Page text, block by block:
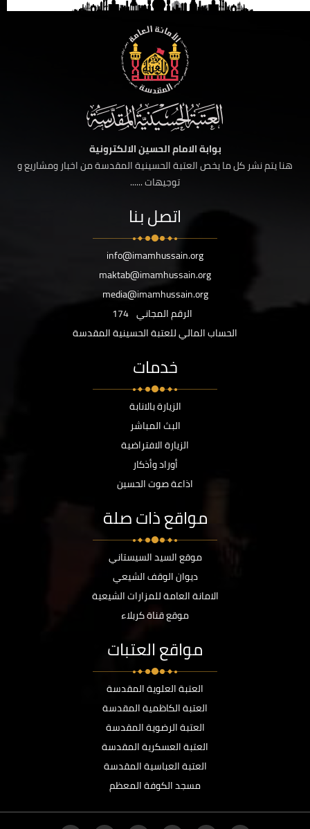
بوابة الامام الحسين الالكترونية
هنا يتم نشر كل ما يخص العتبة الحسينية المقدسة من اخبار ومشاريع و
توجيهات ......
اتصل بنا
info@imamhussain.org
maktab@imamhussain.org
media@imamhussain.org
الرقم المجاني 174
الحساب المالي للعتبة الحسينية المقدسة
خدمات
الزيارة بالانابة
البث المباشر
الزيارة الافتراضية
أوراد وأذكار
اذاعة صوت الحسين
مواقع ذات صلة
موقع السيد السيستاني
ديوان الوقف الشيعي
الامانة العامة للمزارات الشيعية
موقع قناة كربلاء
مواقع العتبات
العتبة العلوية المقدسة
العتبة الكاظمية المقدسة
العتبة الرضوية المقدسة
العتبة العسكرية المقدسة
العتبة العباسية المقدسة
مسجد الكوفة المعظم